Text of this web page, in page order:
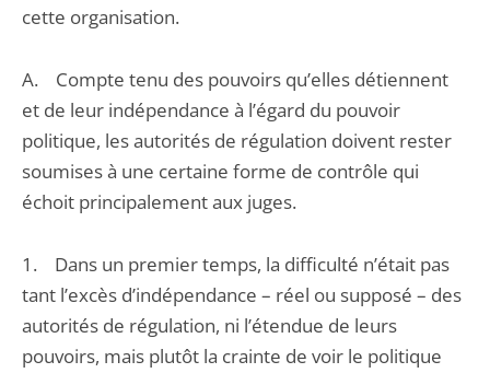
cette organisation.
A. Compte tenu des pouvoirs qu’elles détiennent
et de leur indépendance à l’égard du pouvoir
politique, les autorités de régulation doivent rester
soumises à une certaine forme de contrôle qui
échoit principalement aux juges.
1. Dans un premier temps, la difficulté n’était pas
tant l’excès d’indépendance – réel ou supposé – des
autorités de régulation, ni l’étendue de leurs
pouvoirs, mais plutôt la crainte de voir le politique